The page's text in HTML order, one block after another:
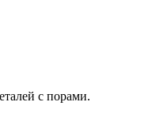
с порами.